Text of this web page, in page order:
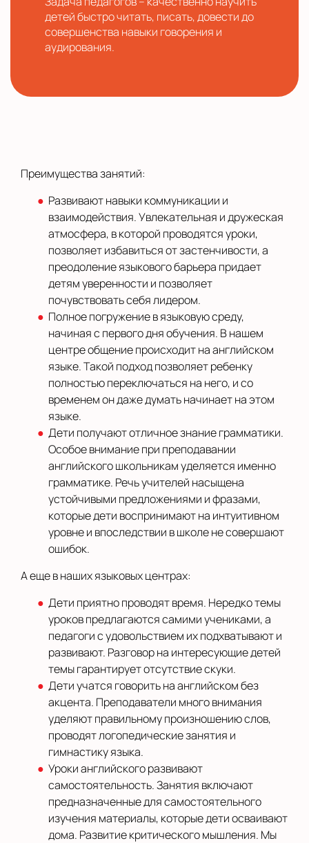
детей быстро читать, писать, довести до
совершенства навыки говорения и
аудирования.
Преимущества занятий:
Развивают навыки коммуникации и
взаимодействия. Увлекательная и дружеская
атмосфера, в которой проводятся уроки,
позволяет избавиться от застенчивости, а
преодоление языкового барьера придает
детям уверенности и позволяет
почувствовать себя лидером.
Полное погружение в языковую среду,
начиная с первого дня обучения. В нашем
центре общение происходит на английском
языке. Такой подход позволяет ребенку
полностью переключаться на него, и со
временем он даже думать начинает на этом
языке.
Дети получают отличное знание грамматики.
Особое внимание при преподавании
английского школьникам уделяется именно
грамматике. Речь учителей насыщена
устойчивыми предложениями и фразами,
которые дети воспринимают на интуитивном
уровне и впоследствии в школе не совершают
ошибок.
А еще в наших языковых центрах:
Дети приятно проводят время. Нередко темы
уроков предлагаются самими учениками, а
педагоги с удовольствием их подхватывают и
развивают. Разговор на интересующие детей
темы гарантирует отсутствие скуки.
Дети учатся говорить на английском без
акцента. Преподаватели много внимания
уделяют правильному произношению слов,
проводят логопедические занятия и
гимнастику языка.
Уроки английского развивают
самостоятельность. Занятия включают
предназначенные для самостоятельного
изучения материалы, которые дети осваивают
дома. Развитие критического мышления. Мы